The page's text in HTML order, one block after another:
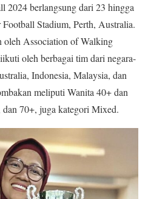
2024 berlangsung dari 23 hingga
Stadium, Perth, Australia.
oleh Association of Walking
oleh berbagai tim dari negara-
Indonesia, Malaysia, dan
meliputi Wanita 40+ dan
70+, juga kategori Mixed.